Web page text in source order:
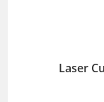
Laser